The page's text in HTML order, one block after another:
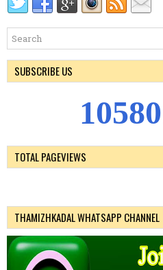
SUBSCRIBE US
10580
TOTAL PAGEVIEWS
THAMIZHKADAL WHATSAPP CHANNEL